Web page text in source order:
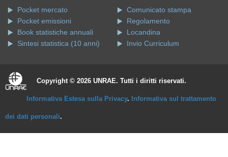
Pocket mercato
Pocket emissioni
Book statistiche annuali
Sintesi statistica (10 anni)
Comunicato stampa
Regolamento
Locandina
Invio Curriculum
Copyright © 2026 UNRAE. Tutti i diritti riservati.
Informativa Estesa sulla Privacy. Informativa sul trattamento
dei dati personali.